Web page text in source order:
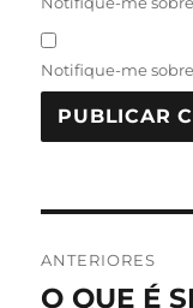
Notifique-me
de
ANTERIORES
Post
O QUE É